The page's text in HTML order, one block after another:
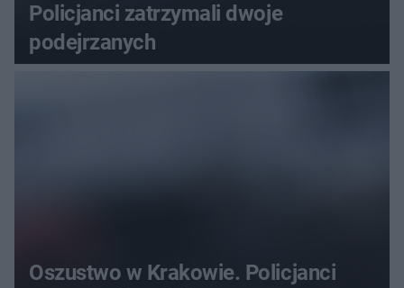
Policjanci zatrzymali dwoje
podejrzanych
Oszustwo w Krakowie. Policjanci